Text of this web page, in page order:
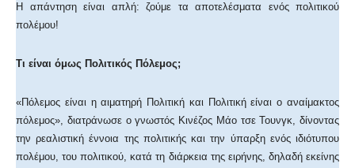
Η απάντηση είναι απλή: ζούμε τα αποτελέσματα ενός πολιτικού
πολέμου!
Τι είναι όμως Πολιτικός Πόλεμος;
«Πόλεμος είναι η αιματηρή Πολιτική και Πολιτική είναι ο αναίμακτος
πόλεμος», διατράνωσε ο γνωστός Κινέζος Μάο τσε Τουνγκ, δίνοντας
την ρεαλιστική έννοια της πολιτικής και την ύπαρξη ενός ιδιότυπου
πολέμου, του πολιτικού, κατά τη διάρκεια της ειρήνης, δηλαδή εκείνης